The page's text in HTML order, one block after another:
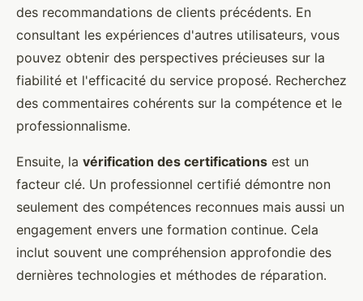
des recommandations de clients précédents. En
consultant les expériences d'autres utilisateurs, vous
pouvez obtenir des perspectives précieuses sur la
fiabilité et l'efficacité du service proposé. Recherchez
des commentaires cohérents sur la compétence et le
professionnalisme.
Ensuite, la vérification des certifications est un
facteur clé. Un professionnel certifié démontre non
seulement des compétences reconnues mais aussi un
engagement envers une formation continue. Cela
inclut souvent une compréhension approfondie des
dernières technologies et méthodes de réparation.